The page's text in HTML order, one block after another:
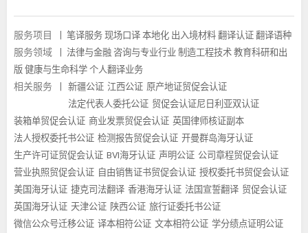
服务项目 笔译服务 现场口译 本地化 出入境材料 翻译认证 翻译语种
服务领域 法律与金融 咨询与专业行业 制造工程技术 教育科研和出
版 健康与生命科学 个人翻译业务
相关服务 新疆公证 江西公证 原产地证贸促会认证
法定代表人委托公证 贸促会认证尼日利亚双认证
装箱单贸促会认证 商业发票贸促会认证 英国律师核证副本
法人授权委托书公证 检测报告贸促会认证 开曼群岛海牙认证
生产许可证贸促会认证 BVI海牙认证 声明公证 公司章程贸促会认证
营业执照贸促会认证 自由销售证书贸促会认证 授权委托书贸促会认证
美国海牙认证 捷克司法翻译 香港海牙认证 法国宣誓翻译 贸促会认证
英国海牙认证 天津公证 陕西公证 旅行证委托书公证
微信公众号迁移公证 译本相符公证 文本相符公证 学分绩点证明公证